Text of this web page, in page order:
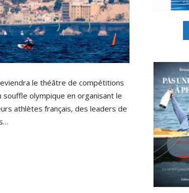
le théâtre de compétitions
souffle olympique en organisant le
athlètes français, des leaders de